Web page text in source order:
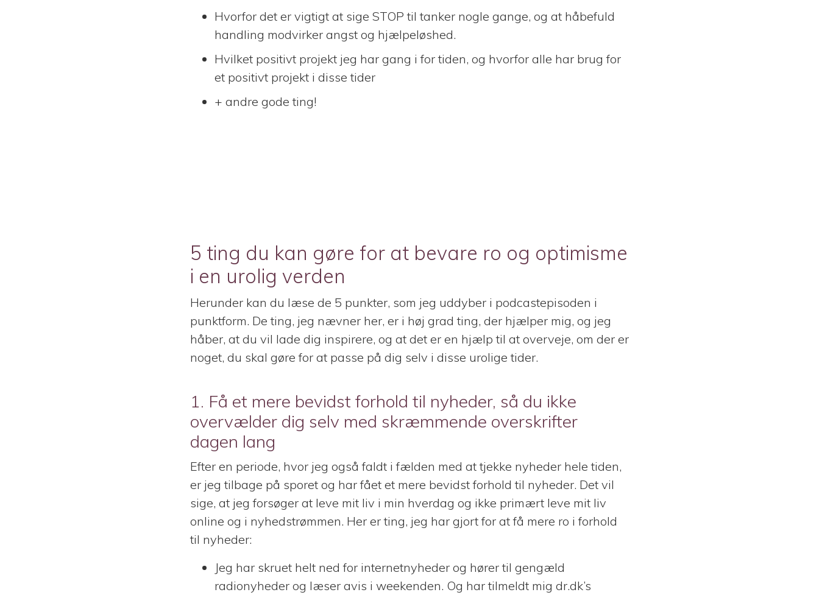
Hvorfor det er vigtigt at sige STOP til tanker nogle gange, og at håbefuld
handling modvirker angst og hjælpeløshed.
Hvilket positivt projekt jeg har gang i for tiden, og hvorfor alle har brug for
et positivt projekt i disse tider
+ andre gode ting!
5 ting du kan gøre for at bevare ro og optimisme
i en urolig verden
Herunder kan du læse de 5 punkter, som jeg uddyber i podcastepisoden i
punktform. De ting, jeg nævner her, er i høj grad ting, der hjælper mig, og jeg
håber, at du vil lade dig inspirere, og at det er en hjælp til at overveje, om der er
noget, du skal gøre for at passe på dig selv i disse urolige tider.
1. Få et mere bevidst forhold til nyheder, så du ikke
overvælder dig selv med skræmmende overskrifter
dagen lang
Efter en periode, hvor jeg også faldt i fælden med at tjekke nyheder hele tiden,
er jeg tilbage på sporet og har fået et mere bevidst forhold til nyheder. Det vil
sige, at jeg forsøger at leve mit liv i min hverdag og ikke primært leve mit liv
online og i nyhedstrømmen. Her er ting, jeg har gjort for at få mere ro i forhold
til nyheder:
Jeg har skruet helt ned for internetnyheder og hører til gengæld
radionyheder og læser avis i weekenden. Og har tilmeldt mig dr.dk’s